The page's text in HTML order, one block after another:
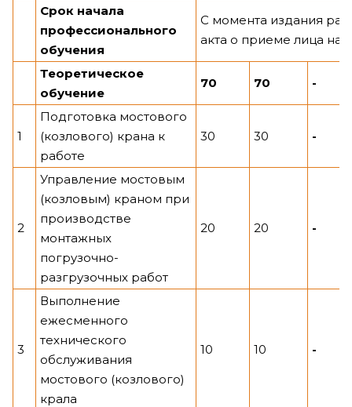
Срок начала
профессионального
обучения
С момента издания
акта о приеме лица на
Теоретическое
обучение
70 70 -
1
Подготовка мостового
(козлового) крана к
работе
30 30 -
2
Управление мостовым
(козловым) краном при
производстве
монтажных
погрузочно-
разгрузочных работ
20 20 -
3
Выполнение
ежесменного
технического
обслуживания
мостового (козлового)
крала
10 10 -